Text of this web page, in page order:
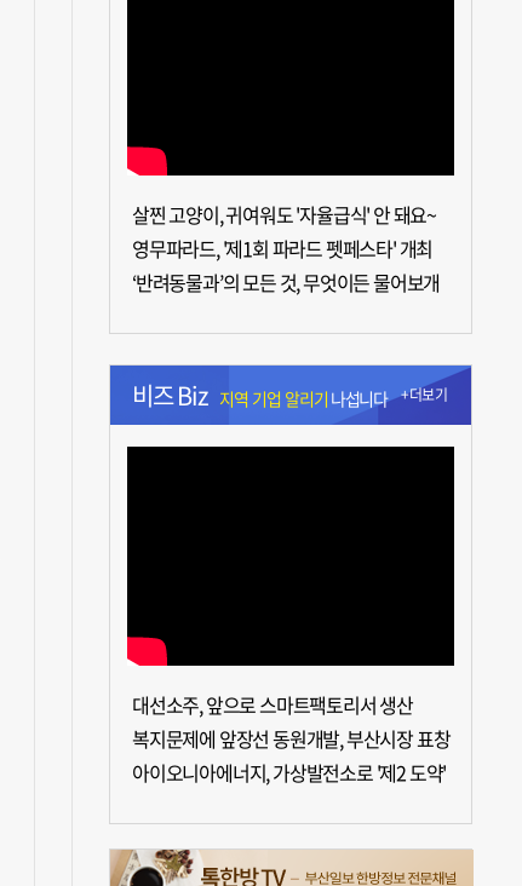
살찐 고양이, 귀여워도 '자율급식' 안 돼요~
영무파라드, '제1회 파라드 펫페스타' 개최
‘반려동물과’의 모든 것, 무엇이든 물어보개
비즈 Biz 지역 기업 알리기 나섭니다 +더보기
대선소주, 앞으로 스마트팩토리서 생산
복지문제에 앞장선 동원개발, 부산시장 표창
아이오니아에너지, 가상발전소로 '제2 도약'